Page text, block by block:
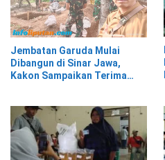
Jembatan Garuda Mulai
Dibangun di Sinar Jawa,
Kakon Sampaikan Terima